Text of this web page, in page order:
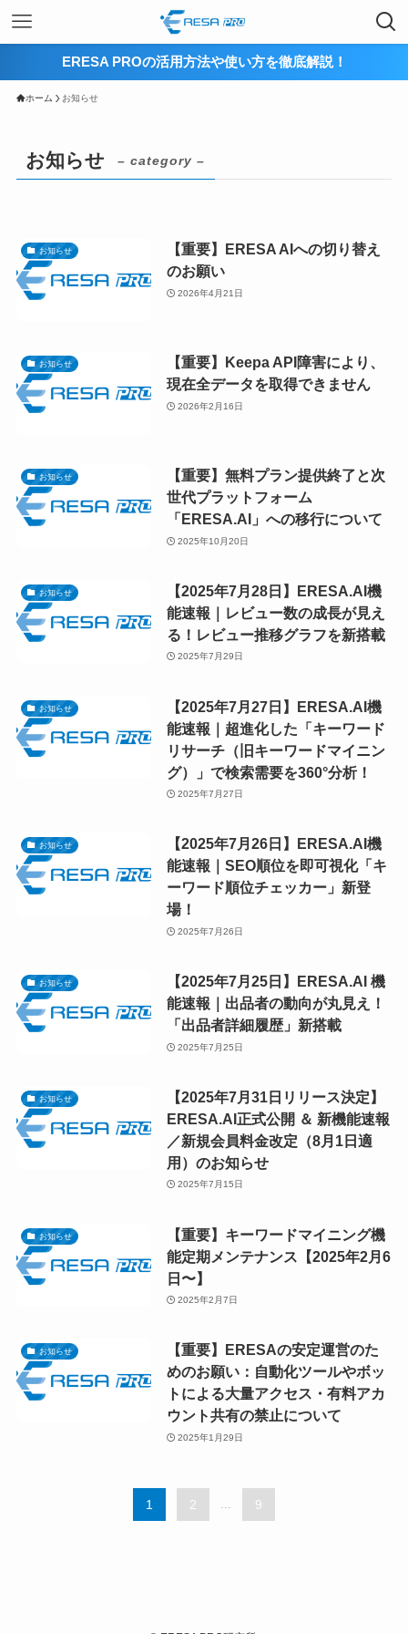
ERESA PROの活用方法や使い方を徹底解説！
ホーム お知らせ
お知らせ – category –
お知らせ
【重要】ERESA AIへの切り替え
のお願い
2026年4月21日
お知らせ
【重要】Keepa API障害により、
現在全データを取得できません
2026年2月16日
お知らせ
【重要】無料プラン提供終了と次
世代プラットフォーム
「ERESA.AI」への移行について
2025年10月20日
お知らせ
【2025年7月28日】ERESA.AI機
能速報｜レビュー数の成長が見え
る！レビュー推移グラフを新搭載
2025年7月29日
お知らせ
【2025年7月27日】ERESA.AI機
能速報｜超進化した「キーワード
リサーチ（旧キーワードマイニン
グ）」で検索需要を360°分析！
2025年7月27日
お知らせ
【2025年7月26日】ERESA.AI機
能速報｜SEO順位を即可視化「キ
ーワード順位チェッカー」新登
場！
2025年7月26日
お知らせ
【2025年7月25日】ERESA.AI 機
能速報｜出品者の動向が丸見え！
「出品者詳細履歴」新搭載
2025年7月25日
お知らせ
【2025年7月31日リリース決定】
ERESA.AI正式公開 ＆ 新機能速報
／新規会員料金改定（8月1日適
用）のお知らせ
2025年7月15日
お知らせ
【重要】キーワードマイニング機
能定期メンテナンス【2025年2月6
日〜】
2025年2月7日
お知らせ
【重要】ERESAの安定運営のた
めのお願い：自動化ツールやボッ
トによる大量アクセス・有料アカ
ウント共有の禁止について
2025年1月29日
1 2 9